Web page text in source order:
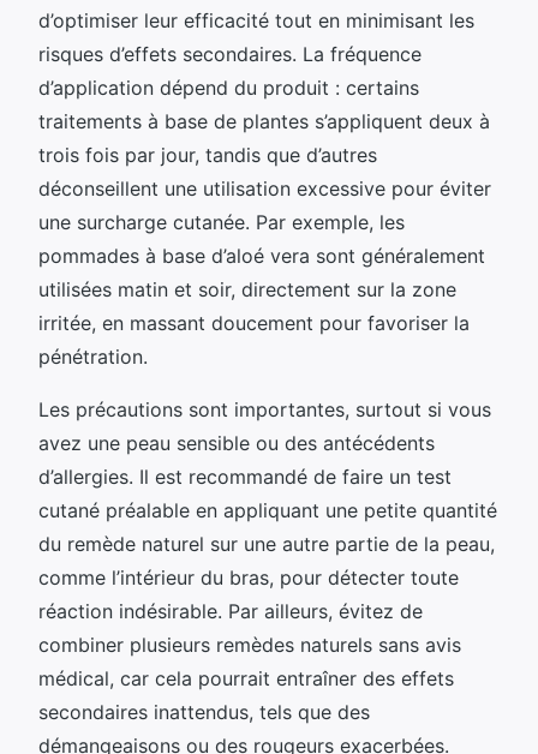
d’optimiser leur efficacité tout en minimisant les
risques d’effets secondaires. La fréquence
d’application dépend du produit : certains
traitements à base de plantes s’appliquent deux à
trois fois par jour, tandis que d’autres
déconseillent une utilisation excessive pour éviter
une surcharge cutanée. Par exemple, les
pommades à base d’aloé vera sont généralement
utilisées matin et soir, directement sur la zone
irritée, en massant doucement pour favoriser la
pénétration.
Les précautions sont importantes, surtout si vous
avez une peau sensible ou des antécédents
d’allergies. Il est recommandé de faire un test
cutané préalable en appliquant une petite quantité
du remède naturel sur une autre partie de la peau,
comme l’intérieur du bras, pour détecter toute
réaction indésirable. Par ailleurs, évitez de
combiner plusieurs remèdes naturels sans avis
médical, car cela pourrait entraîner des effets
secondaires inattendus, tels que des
démangeaisons ou des rougeurs exacerbées.